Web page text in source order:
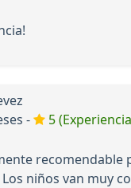
-
5
recomendable
niños van muy